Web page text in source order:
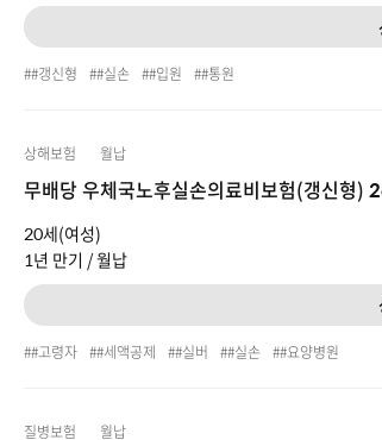
#갱신형 #실손 #입원 #통원
상해보험 월납
무배당 우체국노후실손의료비보험(갱신형)
20세(여성)
1년 만기 /월납
#고령자 #세액공제 #실버 #실손 #요양병원
질병보험 월납